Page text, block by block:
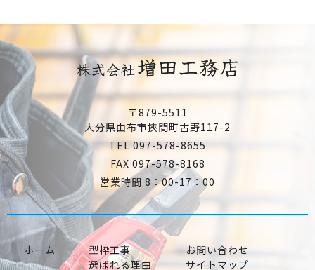
〒879-5511
大分県由布市挾間町古野117-2
TEL 097-578-8655
FAX 097-578-8168
営業時間 8：00-17：00
ホーム
型枠工事
選ばれる理由
お問い合わせ
サイトマップ